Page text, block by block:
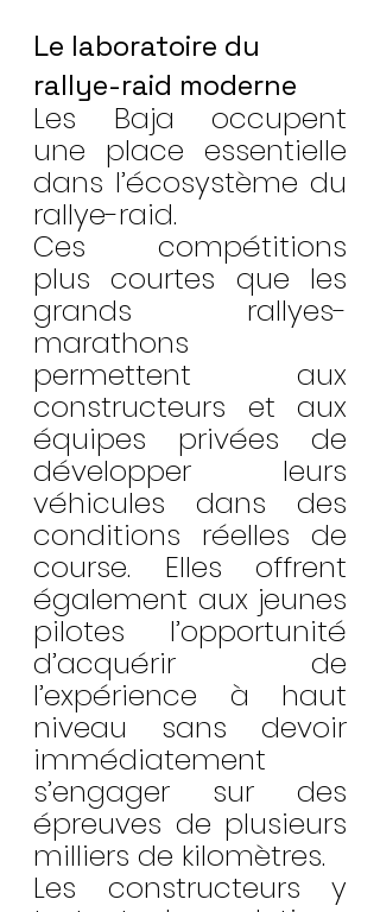
Le laboratoire du
rallye-raid moderne
Les Baja occupent
une place essentielle
dans l’écosystème du
rallye-raid.
Ces compétitions
plus courtes que les
grands rallyes-
marathons
permettent aux
constructeurs et aux
équipes privées de
développer leurs
véhicules dans des
conditions réelles de
course. Elles offrent
également aux jeunes
pilotes l’opportunité
d’acquérir de
l’expérience à haut
niveau sans devoir
immédiatement
s’engager sur des
épreuves de plusieurs
milliers de kilomètres.
Les constructeurs y